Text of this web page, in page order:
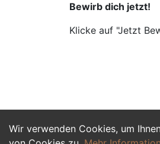
Wir verwenden Cookies, um
Bewirb dich jetzt!
Klicke auf "Jetzt